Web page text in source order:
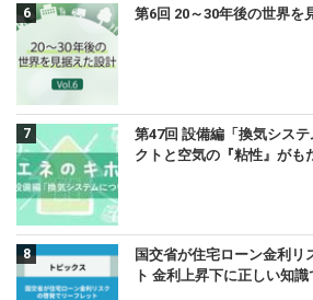
第6回 20～30年後の世界を
第47回 設備編「換気シス
クトと空気の『粘性』がも
国交省が住宅ローン金利リ
ト 金利上昇下に正しい知